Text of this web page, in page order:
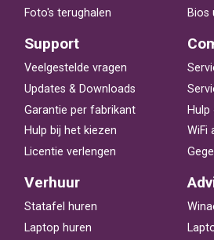
Foto's terughalen
Bios
Support
Veelgestelde vragen
Updates & Downloads
Garantie per fabrikant
Hulp bij het kiezen
Licentie verlengen
WiFi
Verhuur
Statafel huren
Laptop huren